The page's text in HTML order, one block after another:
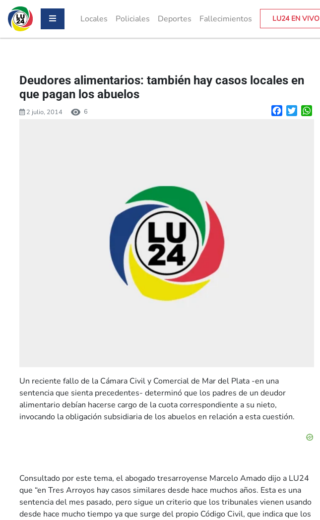
Locales Policiales Deportes Fallecimientos LU24 EN VIVO
Deudores alimentarios: también hay casos locales en
que pagan los abuelos
2 julio, 2014 6 FacebookTwitter
Un reciente fallo de la Cámara Civil y Comercial de Mar del Plata -en una
sentencia que sienta precedentes- determinó que los padres de un deudor
alimentario debían hacerse cargo de la cuota correspondiente a su nieto,
invocando la obligación subsidiaria de los abuelos en relación a esta cuestión.
Consultado por este tema, el abogado tresarroyense Marcelo Amado dijo a LU24
que “en Tres Arroyos hay casos similares desde hace muchos años. Esta es una
sentencia del mes pasado, pero sigue un criterio que los tribunales vienen usando
desde hace mucho tiempo ya que surge del propio Código Civil, que indica que los